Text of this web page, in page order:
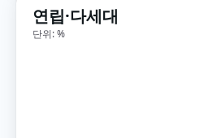
연립·다세대
단위: %